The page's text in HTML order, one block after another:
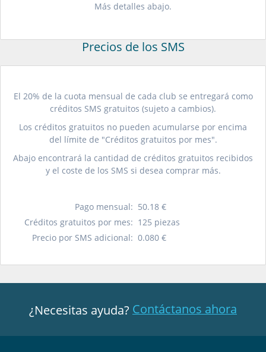
Más detalles abajo.
Precios de los SMS
El 20% de la cuota mensual de cada club se entregará como
créditos SMS gratuitos (sujeto a cambios).
Los créditos gratuitos no pueden acumularse por encima
del límite de "Créditos gratuitos por mes".
Abajo encontrará la cantidad de créditos gratuitos recibidos
y el coste de los SMS si desea comprar más.
Pago mensual: 50.18 €
Créditos gratuitos por mes: 125 piezas
Precio por SMS adicional: 0.080 €
¿Necesitas ayuda? Contáctanos ahora